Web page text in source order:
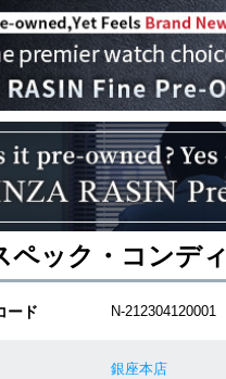
ペック・コンデ
ード N-212304120001
銀座本店